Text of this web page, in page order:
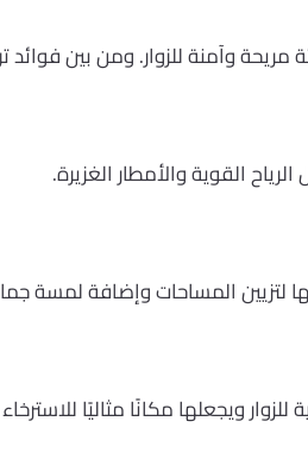
وآمنة للزوار. ومن بين فوائد
القوية والأمطار الغزيرة.
لتزيين المساحات وإضافة لمسة
ويجعلها مكانًا مثاليًا